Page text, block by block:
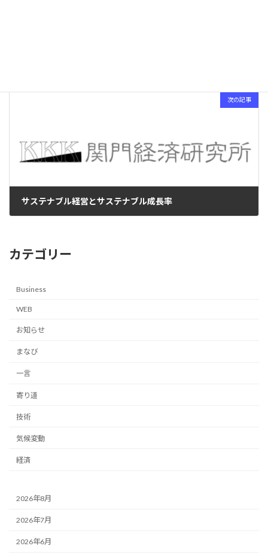
次の記事
サステナブル経営とサステナブル成長率
カテゴリー
Business
WEB
お知らせ
まなび
一言
寄り道
技術
気候変動
経済
2026年8月
2026年7月
2026年6月